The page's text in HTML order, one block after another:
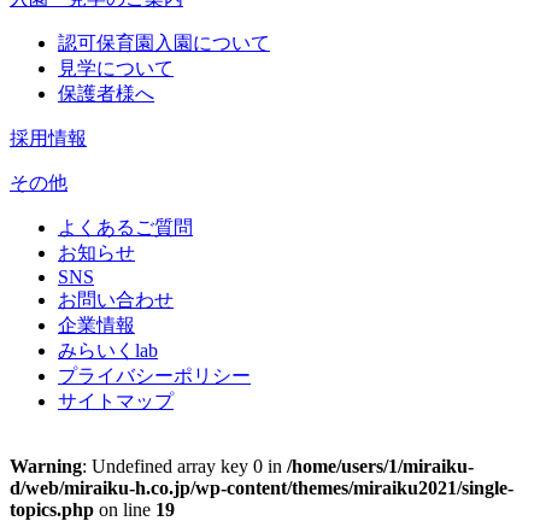
認可保育園入園について
見学について
保護者様へ
採用情報
その他
よくあるご質問
お知らせ
SNS
お問い合わせ
企業情報
みらいくlab
プライバシーポリシー
サイトマップ
Warning: Undefined array key 0 in /home/users/1/miraiku-
d/web/miraiku-h.co.jp/wp-content/themes/miraiku2021/single-
topics.php on line 19